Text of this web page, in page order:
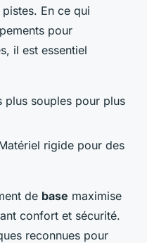
En ce qui
pour
il est essentiel
plus souples pour plus
rigide pour des
de base maximise
confort et sécurité.
reconnues pour